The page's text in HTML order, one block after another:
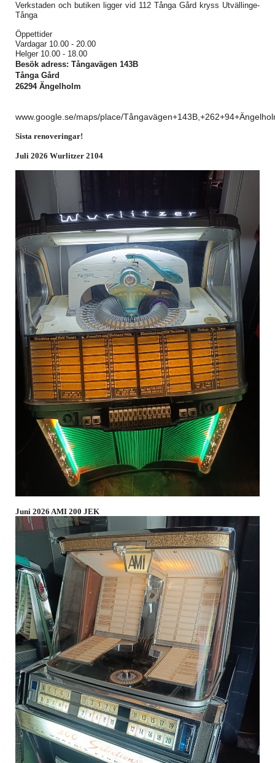
Verkstaden och butiken ligger vid 112 Tånga Gård kryss Utvällinge-
Tånga
Öppettider
Vardagar 10.00 - 20.00
Helger 10.00 - 18.00
Besök adress: Tångavägen 143B
Tånga Gård
26294 Ängelholm
www.google.se/maps/place/
Sista renoveringar!
Juli 2026 Wurlitzer 2104
Juni 2026 AMI 200 JEK